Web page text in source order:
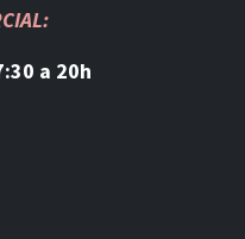
a 20h